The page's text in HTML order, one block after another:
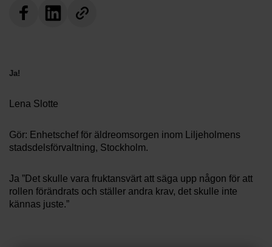
Om oss
Kontakta oss
Sök
Ja!
Lena Slotte
Gör: Enhetschef för äldreomsorgen inom Liljeholmens
stadsdelsförvaltning, Stockholm.
Ja ”Det skulle vara fruktansvärt att säga upp någon för att
rollen förändrats och ställer andra krav, det skulle inte
kännas juste.”